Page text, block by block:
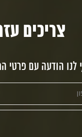
צריכים
הודעה עם פרטי